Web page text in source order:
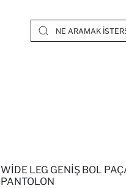
WIDE LEG GENIŞ BOL
PANTOLON